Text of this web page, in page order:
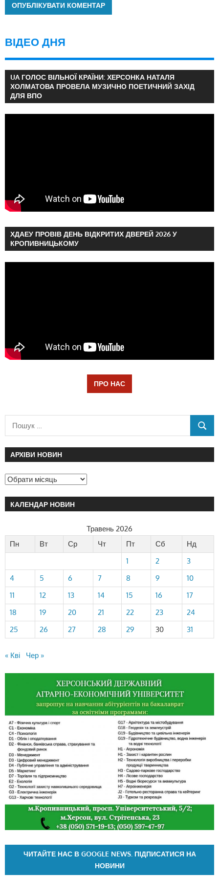
ВІДЕО ДНЯ
UA ГОЛОС ВІЛЬНОЇ КРАЇНИ: ХЕРСОНКА НАТАЛЯ
ХОЛМАТОВА ПРОВЕЛА МУЗИЧНО ПОЕТИЧНИЙ ЗАХІД
ДЛЯ ВПО
ХДАЕУ ПРОВІВ ДЕНЬ ВІДКРИТИХ ДВЕРЕЙ 2026 У
КРОПИВНИЦЬКОМУ
ПРО НАС
АРХІВИ НОВИН
КАЛЕНДАР НОВИН
Травень 2026
Пн
Вт Ср Чт Пт Сб
Нд
1
2
3
4
5 6 7 8 9
10
11
12 13 14 15 16
17
18
19 20 21 22 23
24
25
26 27 28 29 30 31
« Кві Чер »
ЧИТАЙТЕ НАС В GOOGLE NEWS. ПІДПИСАТИСЯ НА
НОВИНИ